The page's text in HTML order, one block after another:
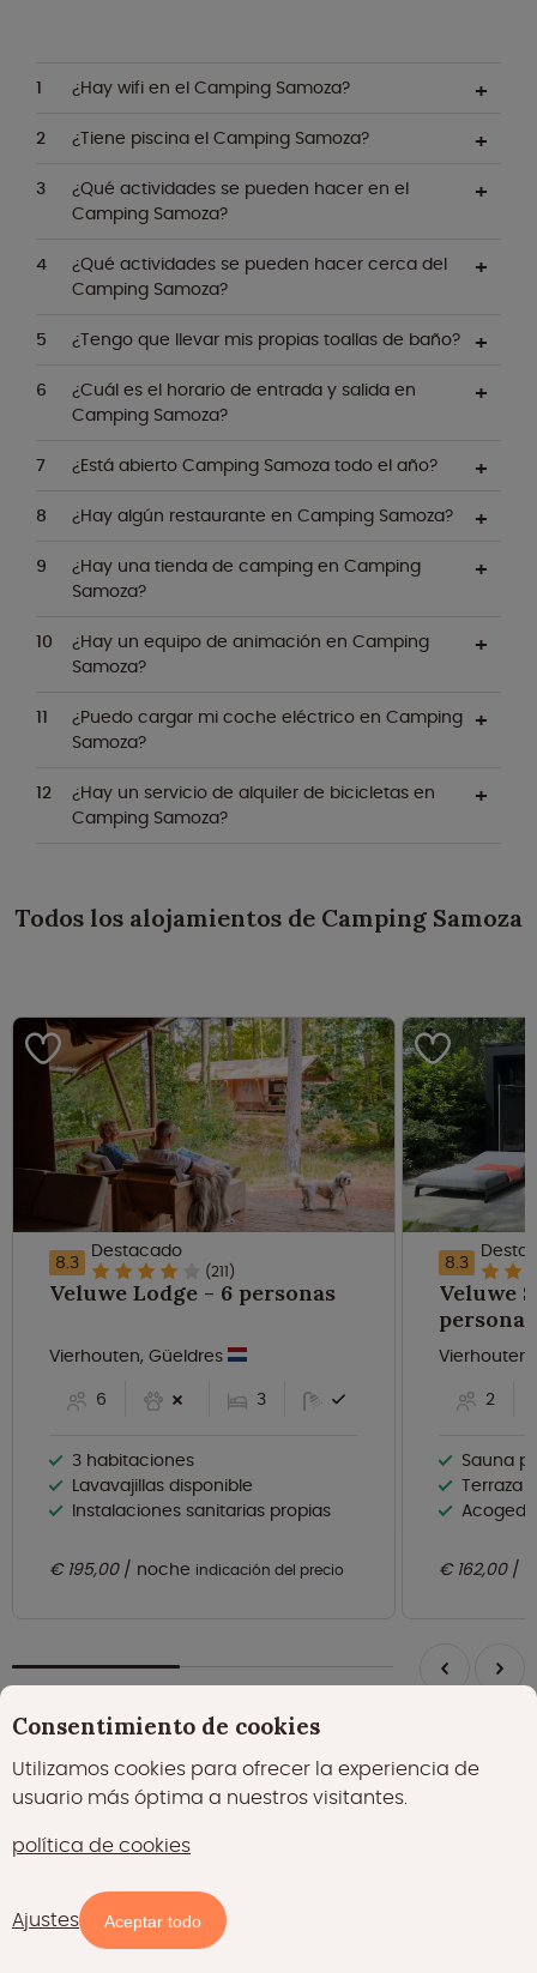
¿Hay wifi en el Camping Samoza?
¿Tiene piscina el Camping Samoza?
¿Qué actividades se pueden hacer en el
Camping Samoza?
¿Qué actividades se pueden hacer cerca del
Camping Samoza?
¿Tengo que llevar mis propias toallas de baño?
¿Cuál es el horario de entrada y salida en
Camping Samoza?
¿Está abierto Camping Samoza todo el año?
¿Hay algún restaurante en Camping Samoza?
¿Hay una tienda de camping en Camping
Samoza?
¿Hay un equipo de animación en Camping
Samoza?
¿Puedo cargar mi coche eléctrico en Camping
Samoza?
¿Hay un servicio de alquiler de bicicletas en
Camping Samoza?
Todos los alojamientos de Camping Samoza
8.3 Destacado
(211)
Veluwe Lodge - 6 personas
Vierhouten, Güeldres
6
3
3 habitaciones
Lavavajillas disponible
Instalaciones sanitarias propias
€ 195,00 noche indicación del precio
8.3
Veluwe
personas
2
Sauna
Terraza
€ 162,00
¿Ser siempre el primero en conocer las mejores
ofertas de Glamping?
Suscríbete al boletín de noticias
Consentimiento de cookies
Utilizamos cookies para ofrecer la experiencia de
usuario más óptima a nuestros visitantes.
política de cookies
Ajustes Aceptar todo